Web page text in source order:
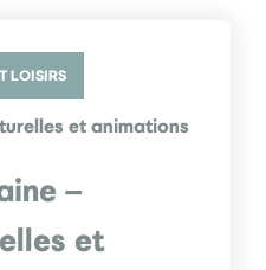
–
et
LOISIRS
et animations